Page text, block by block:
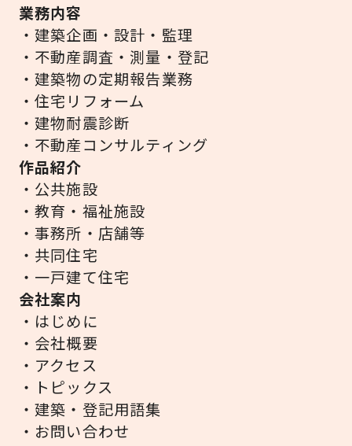
業務内容
・建築企画・設計・監理
・不動産調査・測量・登記
・建築物の定期報告業務
・住宅リフォーム
・建物耐震診断
・不動産コンサルティング
作品紹介
・公共施設
・教育・福祉施設
・事務所・店舗等
・共同住宅
・一戸建て住宅
会社案内
・はじめに
・会社概要
・アクセス
・トピックス
・建築・登記用語集
・お問い合わせ